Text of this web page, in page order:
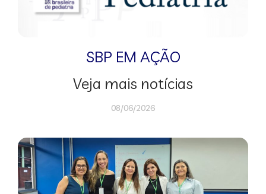
SBP EM AÇÃO
Veja mais notícias
08/06/2026